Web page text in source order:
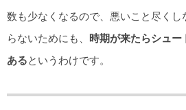
数も少なくなるので、悪いこと尽く
らないためにも、 時期が来たらシュ
あるというわけです。